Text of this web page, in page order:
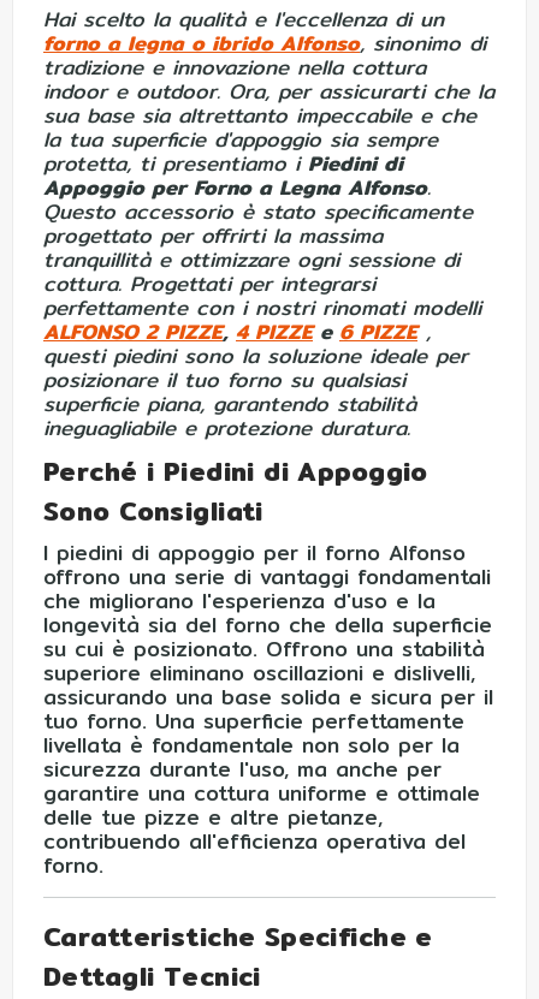
Hai scelto la qualità e l'eccellenza di un
forno a legna o ibrido Alfonso, sinonimo di
tradizione e innovazione nella cottura
indoor e outdoor. Ora, per assicurarti che la
sua base sia altrettanto impeccabile e che
la tua superficie d'appoggio sia sempre
protetta, ti presentiamo i Piedini di
Appoggio per Forno a Legna Alfonso.
Questo accessorio è stato specificamente
progettato per offrirti la massima
tranquillità e ottimizzare ogni sessione di
cottura. Progettati per integrarsi
perfettamente con i nostri rinomati modelli
ALFONSO 2 PIZZE, 4 PIZZEe 6 PIZZE,
questi piedini sono la soluzione ideale per
posizionare il tuo forno su qualsiasi
superficie piana, garantendo stabilità
ineguagliabile e protezione duratura.
Perché i Piedini di Appoggio
Sono Consigliati
I piedini di appoggio per il forno Alfonso
offrono una serie di vantaggi fondamentali
che migliorano l'esperienza d'uso e la
longevità sia del forno che della superficie
su cui è posizionato. Offrono una stabilità
superiore eliminano oscillazioni e dislivelli,
assicurando una base solida e sicura per il
tuo forno. Una superficie perfettamente
livellata è fondamentale non solo per la
sicurezza durante l'uso, ma anche per
garantire una cottura uniforme e ottimale
delle tue pizze e altre pietanze,
contribuendo all'efficienza operativa del
forno.
Caratteristiche Specifiche e
Dettagli Tecnici